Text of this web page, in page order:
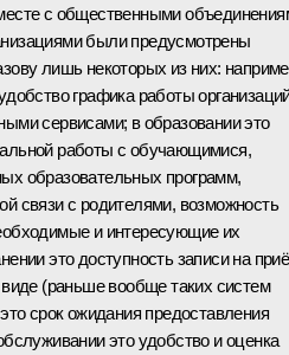
с общественными
были предусмотрены
лишь некоторых из них:
графика работы
сервисами; в образовании это
работы с обучающимися,
образовательных программ,
связи с родителями, возможность
и интересующие их
это доступность записи на
(раньше вообще таких систем
срок ожидания предоставления
это удобство и оценка